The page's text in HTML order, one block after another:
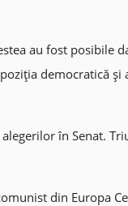
au fost posibile
democratică și
în Senat.
din Europa